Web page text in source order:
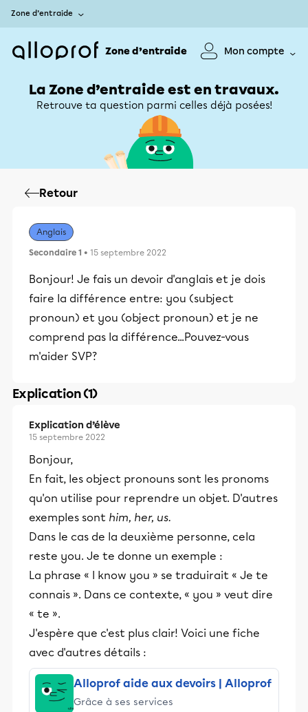
Zone d’entraide
Zone d’entraide Mon compte
La Zone d’entraide est en travaux.
Retrouve ta question parmi celles déjà posées!
Retour
Anglais
Secondaire 1 • 15 septembre 2022
Bonjour! Je fais un devoir d'anglais et je dois
faire la différence entre: you (subject
pronoun) et you (object pronoun) et je ne
comprend pas la différence...Pouvez-vous
m'aider SVP?
Explication (1)
Explication d’élève
15 septembre 2022
Bonjour,
En fait, les object pronouns sont les pronoms
qu'on utilise pour reprendre un objet. D'autres
exemples sont him, her, us.
Dans le cas de la deuxième personne, cela
reste you. Je te donne un exemple :
La phrase « I know you » se traduirait « Je te
connais ». Dans ce contexte, « you » veut dire
« te ».
J'espère que c'est plus clair! Voici une fiche
avec d'autres détails :
Alloprof aide aux devoirs | Alloprof
Grâce à ses services